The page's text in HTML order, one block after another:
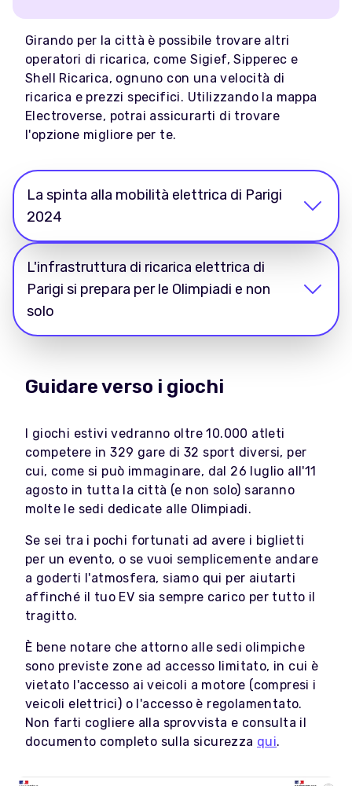
Girando per la città è possibile trovare altri
operatori di ricarica, come Sigief, Sipperec e
Shell Ricarica, ognuno con una velocità di
ricarica e prezzi specifici. Utilizzando la mappa
Electroverse, potrai assicurarti di trovare
l'opzione migliore per te.
La spinta alla mobilità elettrica di Parigi
2024
L'infrastruttura di ricarica elettrica di
Parigi si prepara per le Olimpiadi e non
solo
Guidare verso i giochi
I giochi estivi vedranno oltre 10.000 atleti
competere in 329 gare di 32 sport diversi, per
cui, come si può immaginare, dal 26 luglio all'11
agosto in tutta la città (e non solo) saranno
molte le sedi dedicate alle Olimpiadi.
Se sei tra i pochi fortunati ad avere i biglietti
per un evento, o se vuoi semplicemente andare
a goderti l'atmosfera, siamo qui per aiutarti
affinché il tuo EV sia sempre carico per tutto il
tragitto.
È bene notare che attorno alle sedi olimpiche
sono previste zone ad accesso limitato, in cui è
vietato l'accesso ai veicoli a motore (compresi i
veicoli elettrici) o l'accesso è regolamentato.
Non farti cogliere alla sprovvista e consulta il
documento completo sulla sicurezza qui.